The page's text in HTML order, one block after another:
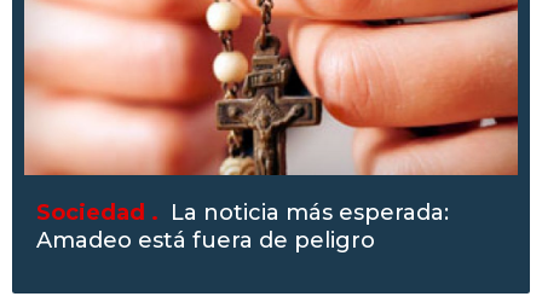
Sociedad . La noticia más esperada:
Amadeo está fuera de peligro